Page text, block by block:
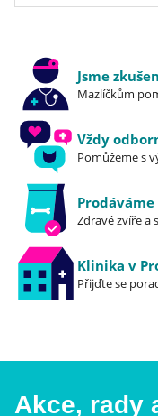
Jsme
Mazlíčkům
Vždy
Pomůžeme s
Zdravé zvíře a
Klinika v
Přijďte se
Akce, rady